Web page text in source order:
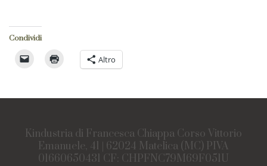
Condividi
Altro
Kindustria di Francesca Chiappa Corso Vittorio
Emanuele, 41 | 62024 Matelica (MC) PIVA
01660650431 CF: CHPFNC79M69F051U